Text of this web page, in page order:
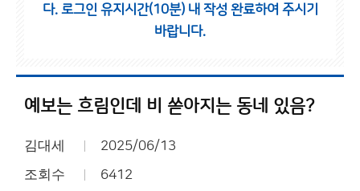
다. 로그인 유지시간(10분) 내 작성 완료하여 주시기
바랍니다.
예보는 흐림인데 비 쏟아지는 동네 있음?
김대세 2025/06/13
조회수 6412